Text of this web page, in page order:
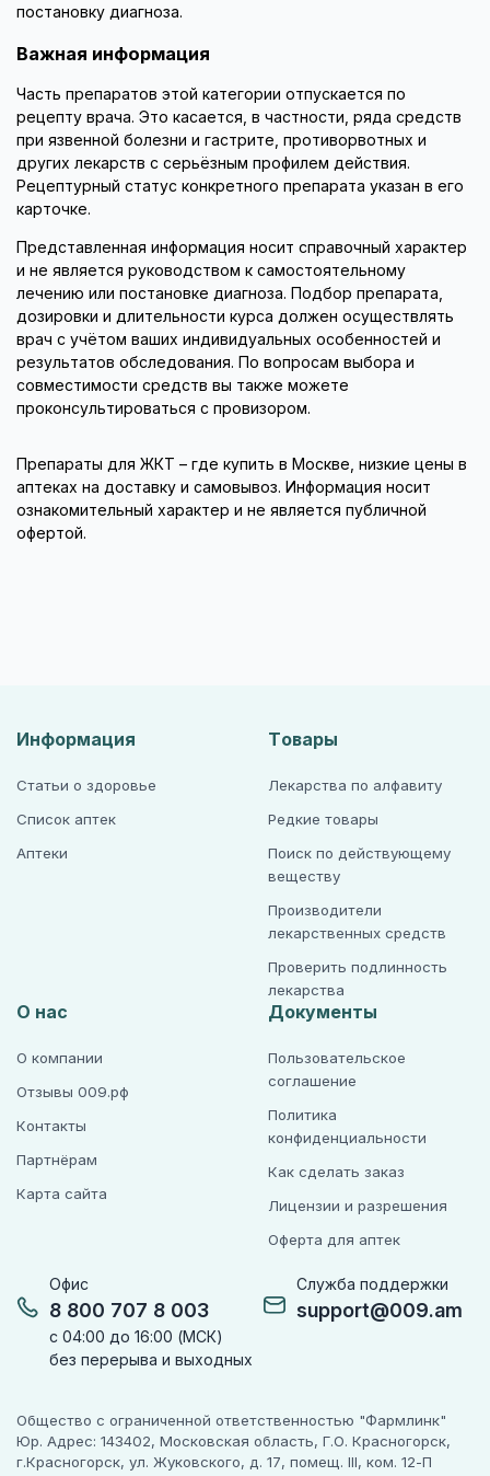
постановку диагноза.
Важная информация
Часть препаратов этой категории отпускается по
рецепту врача. Это касается, в частности, ряда средств
при язвенной болезни и гастрите, противорвотных и
других лекарств с серьёзным профилем действия.
Рецептурный статус конкретного препарата указан в его
карточке.
Представленная информация носит справочный характер
и не является руководством к самостоятельному
лечению или постановке диагноза. Подбор препарата,
дозировки и длительности курса должен осуществлять
врач с учётом ваших индивидуальных особенностей и
результатов обследования. По вопросам выбора и
совместимости средств вы также можете
проконсультироваться с провизором.
Препараты для ЖКТ – где купить в Москве, низкие цены в
аптеках на доставку и самовывоз. Информация носит
ознакомительный характер и не является публичной
офертой.
Офис
8 800 707 8 003
с 04:00 до 16:00 (МСК)
без перерыва и выходных
Служба поддержки
support@009.am
Информация
Статьи о здоровье
Список аптек
Аптеки
Товары
Лекарства по алфавиту
Редкие товары
Поиск по действующему
веществу
Производители
лекарственных средств
Проверить подлинность
лекарства
О нас
О компании
Отзывы 009.рф
Контакты
Партнёрам
Карта сайта
Документы
Пользовательское
соглашение
Политика
конфиденциальности
Как сделать заказ
Лицензии и разрешения
Оферта для аптек
Общество с ограниченной ответственностью "Фармлинк"
Юр. Адрес: 143402, Московская область, Г.О. Красногорск,
г.Красногорск, ул. Жуковского, д. 17, помещ. III, ком. 12-П